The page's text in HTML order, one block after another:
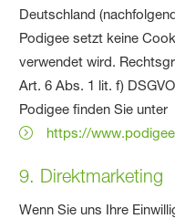
Deutschland
Podigee setzt keine
verwendet wird.
Art. 6 Abs. 1 lit. f)
Podigee finden Sie unter
https://
9. Direktmarketing
Wenn Sie uns Ihre